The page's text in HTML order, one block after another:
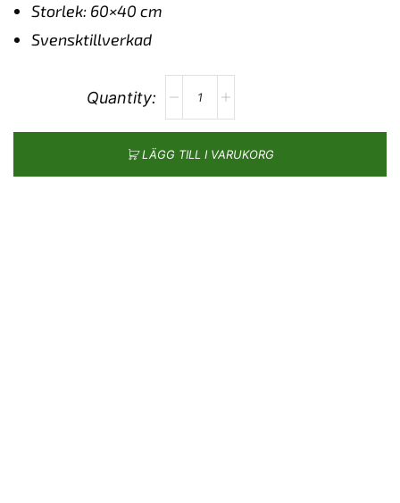
Storlek: 60×40 cm
Svensktillverkad
LÄGG TILL I VARUKORG